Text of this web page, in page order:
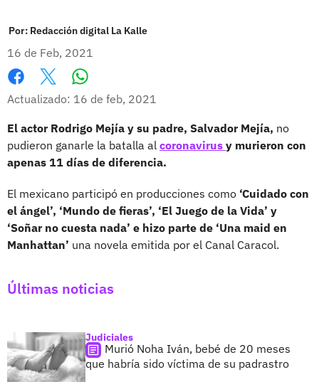
Por: Redacción digital La Kalle
16 de Feb, 2021
Facebook
X
Actualizado: 16 de feb, 2021
El actor Rodrigo Mejía y su padre, Salvador Mejía, no
pudieron ganarle la batalla al coronavirus y murieron con
apenas 11 días de diferencia.
El mexicano participó en producciones como ‘Cuidado con
el ángel’, ‘Mundo de fieras’, ‘El Juego de la Vida’ y
‘Soñar no cuesta nada’ e hizo parte de ‘Una maid en
Manhattan’ una novela emitida por el Canal Caracol.
Últimas noticias
Judiciales
Murió Noha Iván, bebé de 20 meses
que habría sido víctima de su padrastro